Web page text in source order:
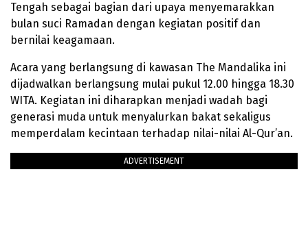
Tengah sebagai bagian dari upaya menyemarakkan
bulan suci Ramadan dengan kegiatan positif dan
bernilai keagamaan.
Acara yang berlangsung di kawasan The Mandalika ini
dijadwalkan berlangsung mulai pukul 12.00 hingga 18.30
WITA. Kegiatan ini diharapkan menjadi wadah bagi
generasi muda untuk menyalurkan bakat sekaligus
memperdalam kecintaan terhadap nilai-nilai Al-Qur’an.
ADVERTISEMENT